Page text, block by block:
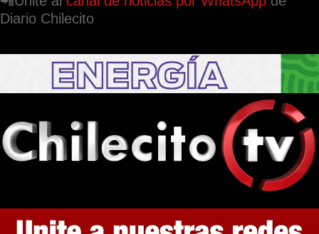
Diario Chilecito